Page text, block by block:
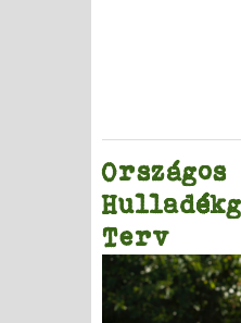
Országos
Terv